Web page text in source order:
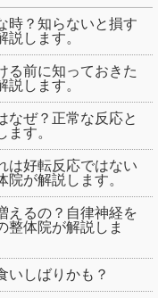
時？知らないと損す
します。
る前に知っておきた
します。
なぜ？正常な反応と
す。
は好転反応ではない
が解説します。
えるの？自律神経を
整体院が解説しま
いしばりかも？